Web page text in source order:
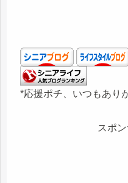
*応援ポチ、いつもあり
スポ